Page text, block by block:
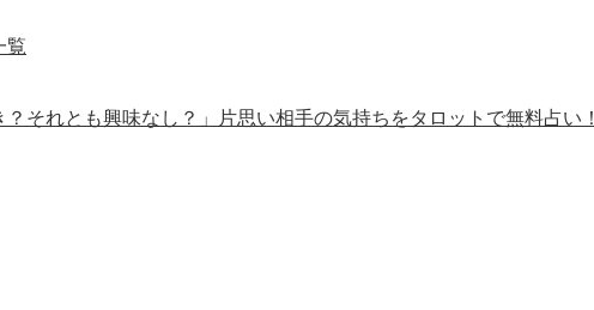
覧
？それとも興味なし？」片思い相手の気持ちをタロットで無料占い！